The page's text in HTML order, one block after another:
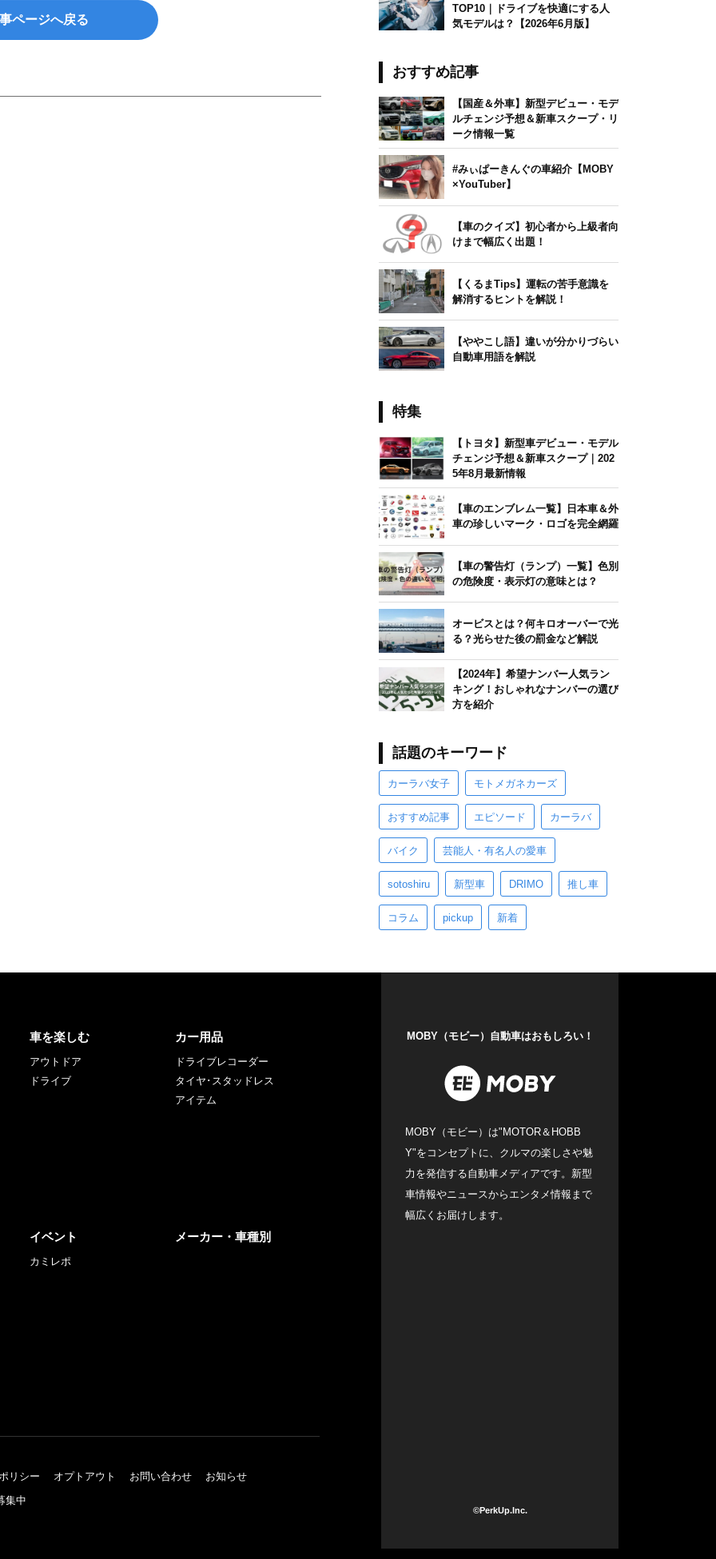
ページへ戻る
TOP10｜ドライブを快適にする人
気モデルは？【2026年6月版】
おすすめ記事
【国産＆外車】新型デビュー・モデ
ルチェンジ予想＆新車スクープ・リ
ーク情報一覧
#みぃぱーきんぐの車紹介【MOBY
×YouTuber】
【車のクイズ】初心者から上級者向
けまで幅広く出題！
【くるまTips】運転の苦手意識を
解消するヒントを解説！
【ややこし語】違いが分かりづらい
自動車用語を解説
特集
【トヨタ】新型車デビュー・モデル
チェンジ予想＆新車スクープ｜202
5年8月最新情報
【車のエンブレム一覧】日本車＆外
車の珍しいマーク・ロゴを完全網羅
【車の警告灯（ランプ）一覧】色別
の危険度・表示灯の意味とは？
オービスとは？何キロオーバーで光
る？光らせた後の罰金など解説
【2024年】希望ナンバー人気ラン
キング！おしゃれなナンバーの選び
方を紹介
話題のキーワード
カーラバ女子 モトメガネカーズ
おすすめ記事 エピソード カーラバ
バイク 芸能人・有名人の愛車
sotoshiru 新型車 DRIMO 推し車
コラム pickup 新着
車を楽しむ
アウトドア
ドライブ
カー用品
ドライブレコーダー
タイヤ･スタッドレス
アイテム
イベント
カミレポ
メーカー・車種別
リシー オプトアウト お問い合わせ
お知らせ
集中
MOBY（モビー）自動車はおもしろい！
MOBY（モビー）は"MOTOR＆HOBB
Y"をコンセプトに、クルマの楽しさや魅
力を発信する自動車メディアです。新型
車情報やニュースからエンタメ情報まで
幅広くお届けします。
©PerkUp.Inc.